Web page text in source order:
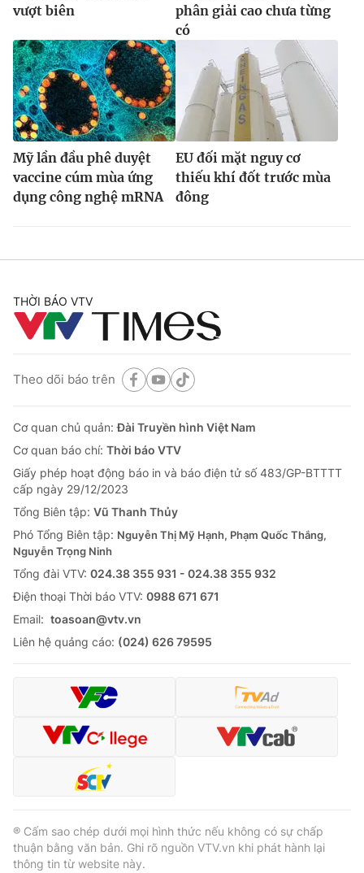
vượt biên
phân giải cao chưa từng
có
Mỹ lần đầu phê duyệt
vaccine cúm mùa ứng
dụng công nghệ mRNA
EU đối mặt nguy cơ
thiếu khí đốt trước mùa
đông
THỜI BÁO VTV
Theo dõi báo trên
Cơ quan chủ quản:Đài Truyền hình Việt Nam
Cơ quan báo chí: Thời báo VTV
Giấy phép hoạt động báo in và báo điện tử số 483/GP-BTTTT
cấp ngày 29/12/2023
Tổng Biên tập: Vũ Thanh Thủy
Phó Tổng Biên tập: Nguyễn Thị Mỹ Hạnh, Phạm Quốc Thắng,
Nguyễn Trọng Ninh
Tổng đài VTV: 024.38 355 931 - 024.38 355 932
Ðiện thoại Thời báo VTV: 0988 671 671
Email: toasoan@vtv.vn
Liên hệ quảng cáo: (024) 626 79595
® Cấm sao chép dưới mọi hình thức nếu không có sự chấp
thuận bằng văn bản. Ghi rõ nguồn VTV.vn khi phát hành lại
thông tin từ website này.